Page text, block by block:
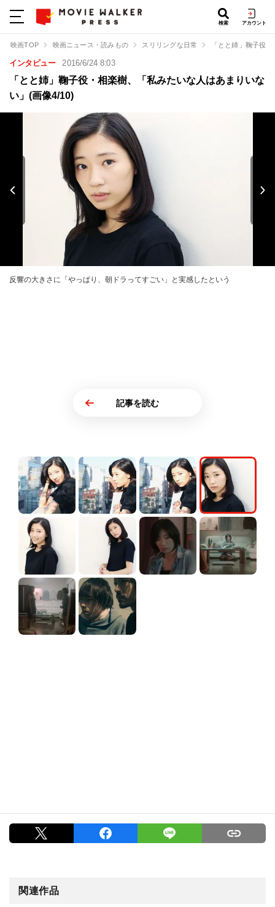
検索 アカウント
映画TOP 映画ニュース・読みもの スリリングな日常 「とと姉」鞠子役
インタビュー 2016/6/24 8:03
「とと姉」鞠子役・相楽樹、「私みたいな人はあまりいな
い」(画像4/10)
反響の大きさに「やっぱり、朝ドラってすごい」と実感したという
記事を読む
関連作品